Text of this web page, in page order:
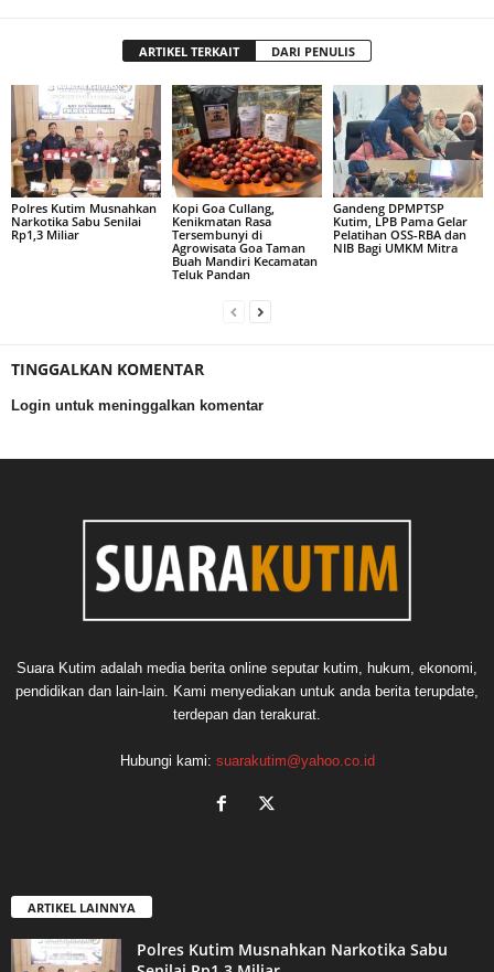
ARTIKEL TERKAIT DARI PENULIS
Polres Kutim Musnahkan
Narkotika Sabu Senilai
Rp1,3 Miliar
Kopi Goa Cullang,
Kenikmatan Rasa
Tersembunyi di
Agrowisata Goa Taman
Buah Mandiri Kecamatan
Teluk Pandan
Gandeng DPMPTSP
Kutim, LPB Pama Gelar
Pelatihan OSS-RBA dan
NIB Bagi UMKM Mitra
TINGGALKAN KOMENTAR
Login untuk meninggalkan komentar
Suara Kutim adalah media berita online seputar kutim, hukum, ekonomi,
pendidikan dan lain-lain. Kami menyediakan untuk anda berita terupdate,
terdepan dan terakurat.
Hubungi kami: suarakutim@yahoo.co.id
ARTIKEL LAINNYA
Polres Kutim Musnahkan Narkotika Sabu